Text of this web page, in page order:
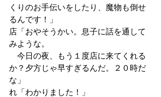
くりのお手伝いをしたり、魔物も倒せ
るんです！」
店「おやそうかい。息子に話を通して
みような。
今日の夜、もう１度店に来てくれる
か？夕方じゃ早すぎるんだ。２０時だ
な」
れ「わかりました！」